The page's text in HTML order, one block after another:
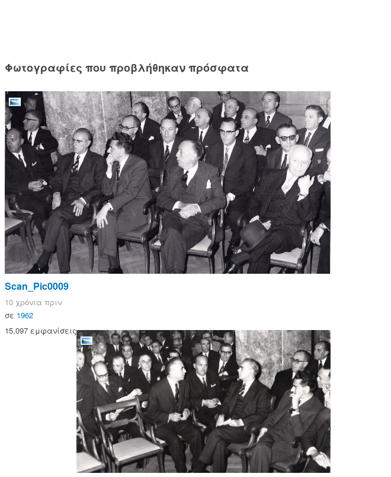
Φωτογραφίες που προβλήθηκαν πρόσφατα
Scan_Pic0009
10 χρόνια πριν
σε 1962
15,097 εμφανίσεις